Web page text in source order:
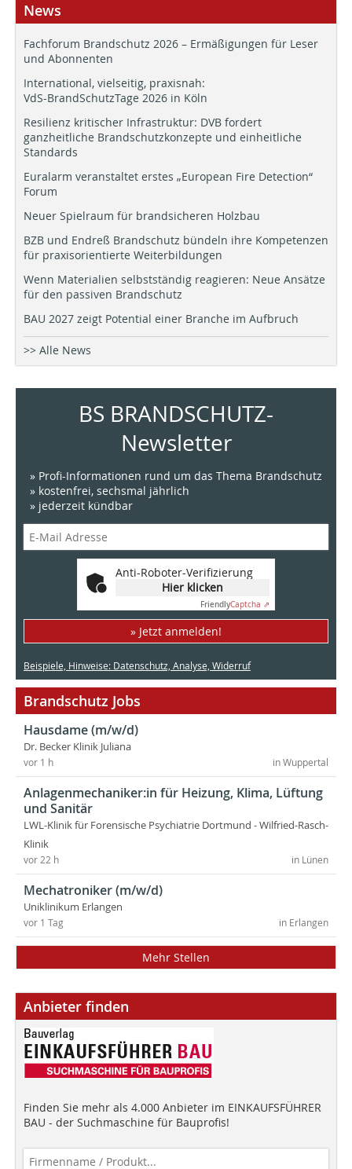
News
Fachforum Brandschutz 2026 – Ermäßigungen für Leser
und Abonnenten
International, vielseitig, praxisnah:
VdS-BrandSchutzTage 2026 in Köln
Resilienz kritischer Infrastruktur: DVB fordert
ganzheitliche Brandschutzkonzepte und einheitliche
Standards
Euralarm veranstaltet erstes „European Fire Detection“
Forum
Neuer Spielraum für brandsicheren Holzbau
BZB und Endreß Brandschutz bündeln ihre Kompetenzen
für praxisorientierte Weiterbildungen
Wenn Materialien selbstständig reagieren: Neue Ansätze
für den passiven Brandschutz
BAU 2027 zeigt Potential einer Branche im Aufbruch
>> Alle News
BS BRANDSCHUTZ-
Newsletter
» Profi-Informationen rund um das Thema Brandschutz
» kostenfrei, sechsmal jährlich
» jederzeit kündbar
Anti-Roboter-Verifizierung
Hier klicken
FriendlyCaptcha ⇗
» Jetzt anmelden!
Beispiele, Hinweise: Datenschutz, Analyse, Widerruf
Brandschutz Jobs
Hausdame (m/w/d)
Dr. Becker Klinik Juliana
in Wuppertal
vor 1 h
Anlagenmechaniker:in für Heizung, Klima, Lüftung
und Sanitär
LWL-Klinik für Forensische Psychiatrie Dortmund - Wilfried-Rasch-
Klinik
in Lünen
vor 22 h
Mechatroniker (m/w/d)
Uniklinikum Erlangen
in Erlangen
vor 1 Tag
Mehr Stellen
Anbieter finden
Finden Sie mehr als 4.000 Anbieter im EINKAUFSFÜHRER
BAU - der Suchmaschine für Bauprofis!